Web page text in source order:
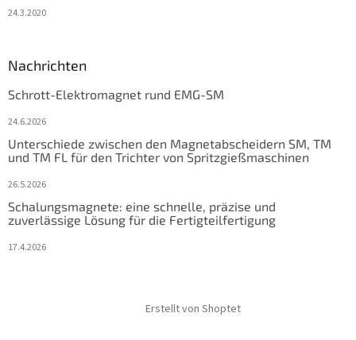
24.3.2020
Nachrichten
Schrott-Elektromagnet rund EMG-SM
24.6.2026
Unterschiede zwischen den Magnetabscheidern SM, TM
und TM FL für den Trichter von Spritzgießmaschinen
26.5.2026
Schalungsmagnete: eine schnelle, präzise und
zuverlässige Lösung für die Fertigteilfertigung
17.4.2026
Erstellt von Shoptet